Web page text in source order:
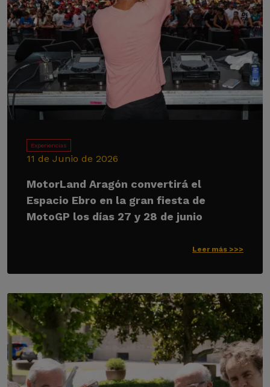
Experiencias
11 de Junio de 2026
MotorLand Aragón convertirá el
Espacio Ebro en la gran fiesta de
MotoGP los días 27 y 28 de junio
Leer más >>>